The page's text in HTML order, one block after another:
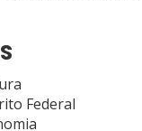
Federal